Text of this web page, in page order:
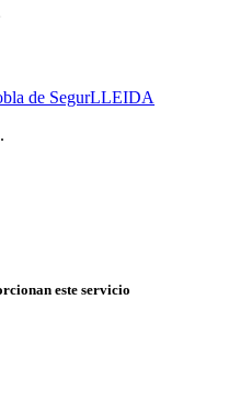
de SegurLLEIDA
este servicio